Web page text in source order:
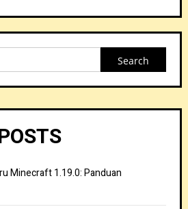
Search
Minecraft 1.19.0: Panduan